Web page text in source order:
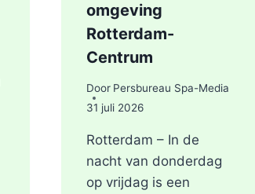
omgeving
Rotterdam-
Centrum
Door Persbureau Spa-Media
31 juli 2026
Rotterdam – In de
nacht van donderdag
op vrijdag is een